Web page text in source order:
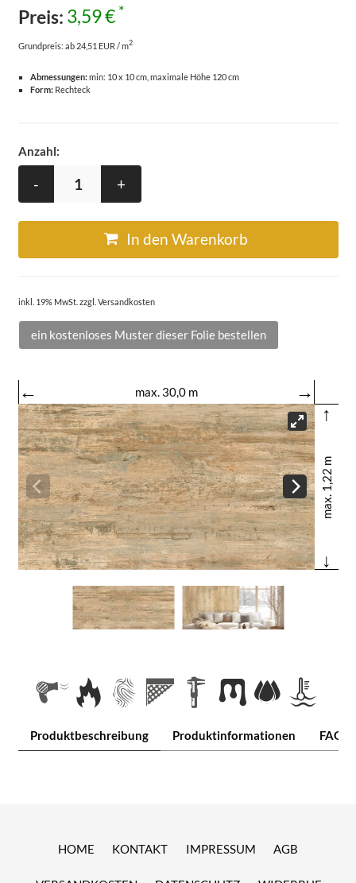
Preis: 3,59 € *
Grundpreis: ab 24,51 EUR / m2
Abmessungen:min: 10 x 10 cm, maximale Höhe 120 cm
Form:Rechteck
Anzahl:
- +
In den Warenkorb
inkl. 19% MwSt. zzgl. Versandkosten
ein kostenloses Muster dieser Folie bestellen
← max. 30,0 m
→
↑
max. 1,22 m
↓
Produktbeschreibung Produktinformationen FAQ
HOME KONTAKT IMPRESSUM AGB